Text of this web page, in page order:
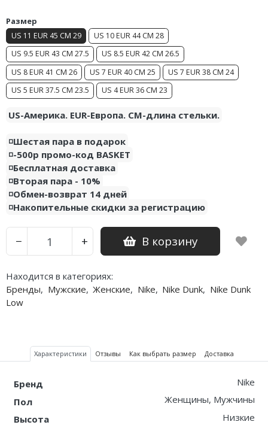
Размер
US 11 EUR 45 CM 29
US 10 EUR 44 CM 28
US 9.5 EUR 43 CM 27.5
US 8.5 EUR 42 CM 26.5
US 8 EUR 41 CM 26
US 7 EUR 40 CM 25
US 7 EUR 38 CM 24
US 5 EUR 37.5 CM 23.5
US 4 EUR 36 CM 23
US-Америка. EUR-Европа. CM-длина стельки.
◽️Шестая пара в подарок
◽️-500р промо-код BASKET
◽️Бесплатная доставка
◽️Вторая пара - 10%
◽️Обмен-возврат 14 дней
◽️Накопительные скидки за регистрацию
− + В корзину
Находится в категориях:
Бренды, Мужские, Женские, Nike, Nike Dunk, Nike Dunk
Low
Характеристики Отзывы Как выбрать размер Доставка
Бренд
Nike
Пол
Женщины, Мужчины
Высота
Низкие
Air Jordan 12
Air Jordan 13
Air Jordan 14
Air Jordan 15
Air Jordan 23